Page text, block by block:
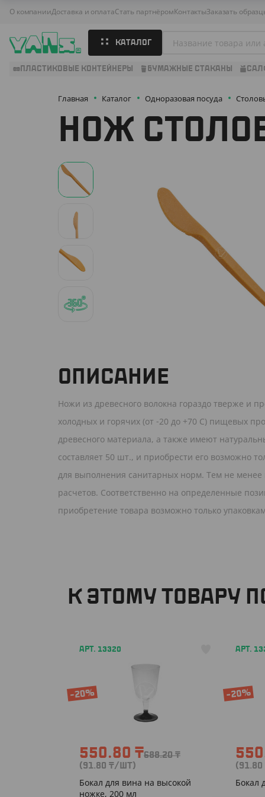
О компанииДоставка и оплатаСтать партнёромКонтактыЗаказать
КАТАЛОГ
ПЛАСТИКОВЫЕ КОНТЕЙНЕРЫ БУМАЖНЫЕ СТАКАНЫ
Главная Каталог Одноразовая посуда
НОЖ
ОПИСАНИЕ
Ножи из древесного волокна гораздо тверже и
холодных и горячих (от -20 до +70 С) пищевых
древесного материала, а также имеют
составляет 50 шт., и приобрести его возможно
для выполнения санитарных норм. Тем не менее
расчетов. Соответственно на определенные
приобретение товара возможно только
К ЭТОМУ ТОВАРУ
АРТ. 13320
-20%
550.80 ₸688.20₸
(91.80 ₸/ШТ)
Бокал для вина на высокой
ножке, 200 мл
АРТ.
-20%
(91.80
Бокал